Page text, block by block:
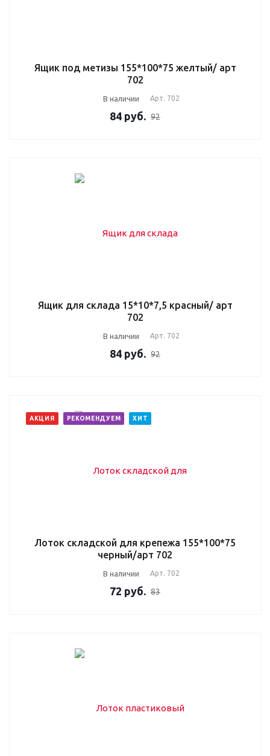
Ящик под метизы 155*100*75 желтый/ арт
702
В наличии Арт. 702
84 руб. 92
Ящик для склада 15*10*7,5 красный/ арт
702
В наличии Арт. 702
84 руб. 92
АКЦИЯ РЕКОМЕНДУЕМ ХИТ
Лоток складской для крепежа 155*100*75
черный/арт 702
В наличии Арт. 702
72 руб. 83